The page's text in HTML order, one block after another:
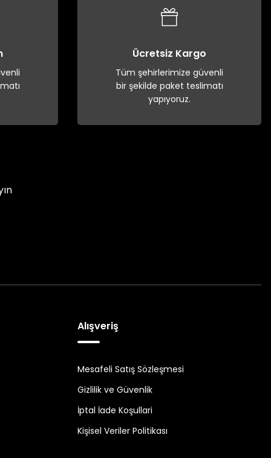
Ücretsiz Kargo
Tüm şehirlerimize güvenli
bir şekilde paket teslimatı
yapıyoruz.
Alışveriş
Mesafeli Satış Sözleşmesi
Gizlilik ve Güvenlik
İptal İade Koşullari
Kişisel Veriler Politikası